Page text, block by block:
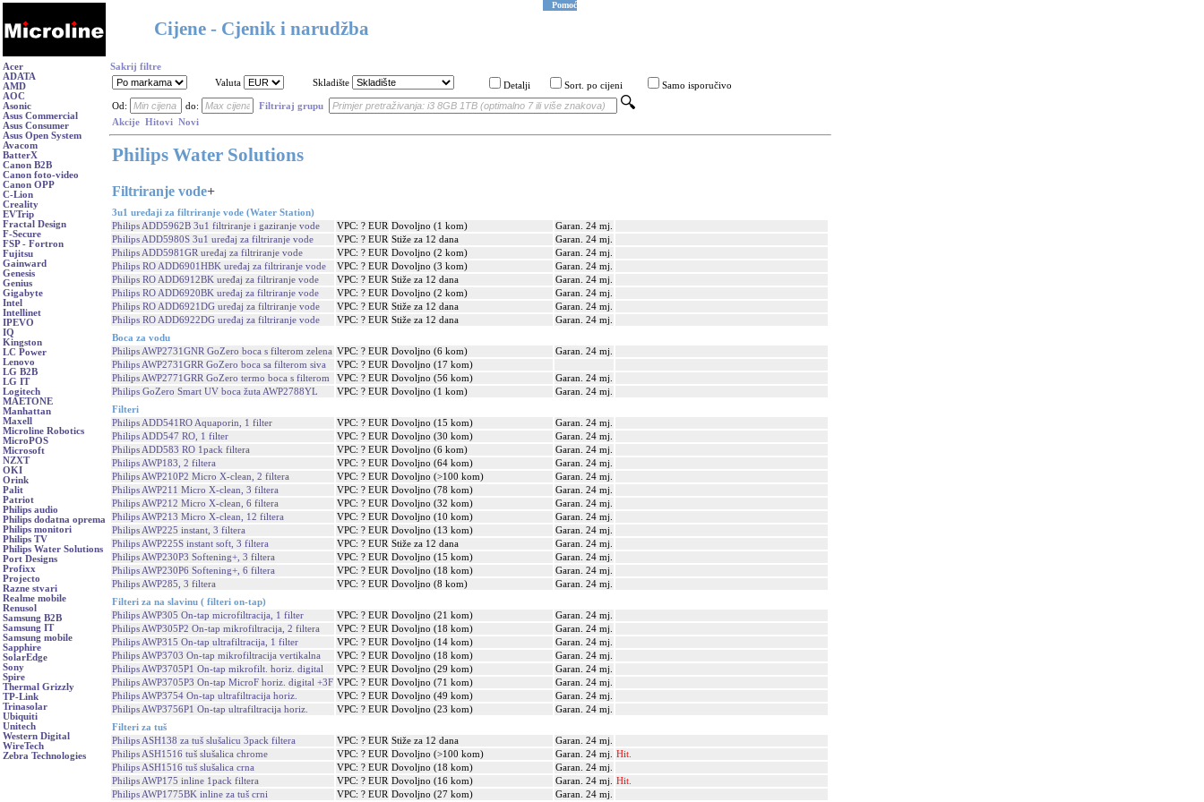
Cijene - Cjenik i narudžba
Pomoć
Acer
ADATA
AMD
AOC
Asonic
Asus Commercial
Asus Consumer
Asus Open System
Avacom
BatterX
Canon B2B
Canon foto-video
Canon OPP
C-Lion
Creality
EVTrip
Fractal Design
F-Secure
FSP - Fortron
Fujitsu
Gainward
Genesis
Genius
Gigabyte
Intel
Intellinet
IPEVO
IQ
Kingston
LC Power
Lenovo
LG B2B
LG IT
Logitech
MAETONE
Manhattan
Maxell
Microline Robotics
MicroPOS
Microsoft
NZXT
OKI
Orink
Palit
Patriot
Philips audio
Philips dodatna oprema
Philips monitori
Philips TV
Philips Water Solutions
Port Designs
Profixx
Projecto
Razne stvari
Realme mobile
Renusol
Samsung B2B
Samsung IT
Samsung mobile
Sapphire
SolarEdge
Sony
Spire
Thermal Grizzly
TP-Link
Trinasolar
Ubiquiti
Unitech
Western Digital
WireTech
Zebra Technologies
Sakrij filtre
Valuta
Skladište Detalji Sort. po cijeni Samo isporučivo
Od: do:
Filtriraj grupu
Akcije Hitovi Novi
Philips Water Solutions
Filtriranje vode+
3u1 uređaji za filtriranje vode (Water Station)
Philips ADD5962B 3u1 filtriranje i gaziranje vode
VPC: ? EUR Dovoljno (1 kom)
Garan. 24 mj.
Philips ADD5980S 3u1 uređaj za filtriranje vode
VPC: ? EUR Stiže za 12 dana
Garan. 24 mj.
Philips ADD5981GR uređaj za filtriranje vode
VPC: ? EUR Dovoljno (2 kom)
Garan. 24 mj.
Philips RO ADD6901HBK uređaj za filtriranje vode
VPC: ? EUR Dovoljno (3 kom)
Garan. 24 mj.
Philips RO ADD6912BK uređaj za filtriranje vode
VPC: ? EUR Stiže za 12 dana
Garan. 24 mj.
Philips RO ADD6920BK uređaj za filtriranje vode
VPC: ? EUR Dovoljno (2 kom)
Garan. 24 mj.
Philips RO ADD6921DG uređaj za filtriranje vode
VPC: ? EUR Stiže za 12 dana
Garan. 24 mj.
Philips RO ADD6922DG uređaj za filtriranje vode
VPC: ? EUR Stiže za 12 dana
Garan. 24 mj.
Boca za vodu
Philips AWP2731GNR GoZero boca s filterom zelena VPC: ? EUR Dovoljno (6 kom)
Garan. 24 mj.
Philips AWP2731GRR GoZero boca sa filterom siva
VPC: ? EUR Dovoljno (17 kom)
Philips AWP2771GRR GoZero termo boca s filterom
VPC: ? EUR Dovoljno (56 kom)
Garan. 24 mj.
Philips GoZero Smart UV boca žuta AWP2788YL
VPC: ? EUR Dovoljno (1 kom)
Garan. 24 mj.
Filteri
Philips ADD541RO Aquaporin, 1 filter
VPC: ? EUR Dovoljno (15 kom)
Garan. 24 mj.
Philips ADD547 RO, 1 filter
VPC: ? EUR Dovoljno (30 kom)
Garan. 24 mj.
Philips ADD583 RO 1pack filtera
VPC: ? EUR Dovoljno (6 kom)
Garan. 24 mj.
Philips AWP183, 2 filtera
VPC: ? EUR Dovoljno (64 kom)
Garan. 24 mj.
Philips AWP210P2 Micro X-clean, 2 filtera
VPC: ? EUR Dovoljno (>100 kom)
Garan. 24 mj.
Philips AWP211 Micro X-clean, 3 filtera
VPC: ? EUR Dovoljno (78 kom)
Garan. 24 mj.
Philips AWP212 Micro X-clean, 6 filtera
VPC: ? EUR Dovoljno (32 kom)
Garan. 24 mj.
Philips AWP213 Micro X-clean, 12 filtera
VPC: ? EUR Dovoljno (10 kom)
Garan. 24 mj.
Philips AWP225 instant, 3 filtera
VPC: ? EUR Dovoljno (13 kom)
Garan. 24 mj.
Philips AWP225S instant soft, 3 filtera
VPC: ? EUR Stiže za 12 dana
Garan. 24 mj.
Philips AWP230P3 Softening+, 3 filtera
VPC: ? EUR Dovoljno (15 kom)
Garan. 24 mj.
Philips AWP230P6 Softening+, 6 filtera
VPC: ? EUR Dovoljno (18 kom)
Garan. 24 mj.
Philips AWP285, 3 filtera
VPC: ? EUR Dovoljno (8 kom)
Garan. 24 mj.
Filteri za na slavinu ( filteri on-tap)
Philips AWP305 On-tap microfiltracija, 1 filter
VPC: ? EUR Dovoljno (21 kom)
Garan. 24 mj.
Philips AWP305P2 On-tap mikrofiltracija, 2 filtera
VPC: ? EUR Dovoljno (18 kom)
Garan. 24 mj.
Philips AWP315 On-tap ultrafiltracija, 1 filter
VPC: ? EUR Dovoljno (14 kom)
Garan. 24 mj.
Philips AWP3703 On-tap mikrofiltracija vertikalna
VPC: ? EUR Dovoljno (18 kom)
Garan. 24 mj.
Philips AWP3705P1 On-tap mikrofilt. horiz. digital
VPC: ? EUR Dovoljno (29 kom)
Garan. 24 mj.
Philips AWP3705P3 On-tap MicroF horiz. digital +3F VPC: ? EUR Dovoljno (71 kom)
Garan. 24 mj.
Philips AWP3754 On-tap ultrafiltracija horiz.
VPC: ? EUR Dovoljno (49 kom)
Garan. 24 mj.
Philips AWP3756P1 On-tap ultrafiltracija horiz.
VPC: ? EUR Dovoljno (23 kom)
Garan. 24 mj.
Filteri za tuš
Philips ASH138 za tuš slušalicu 3pack filtera
VPC: ? EUR Stiže za 12 dana
Garan. 24 mj.
Philips ASH1516 tuš slušalica chrome
VPC: ? EUR Dovoljno (>100 kom) Garan. 24 mj.
Hit.
Philips ASH1516 tuš slušalica crna
VPC: ? EUR Dovoljno (18 kom)
Garan. 24 mj.
Philips AWP175 inline 1pack filtera
VPC: ? EUR Dovoljno (16 kom) Garan. 24 mj.
Hit.
Philips AWP1775BK inline za tuš crni
VPC: ? EUR Dovoljno (27 kom)
Garan. 24 mj.